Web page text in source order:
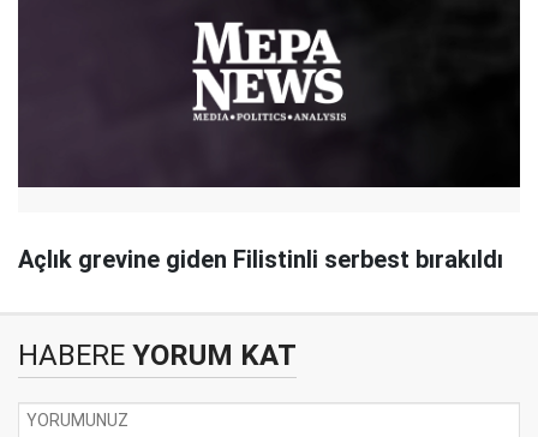
Açlık grevine giden Filistinli serbest bırakıldı
HABERE YORUM KAT